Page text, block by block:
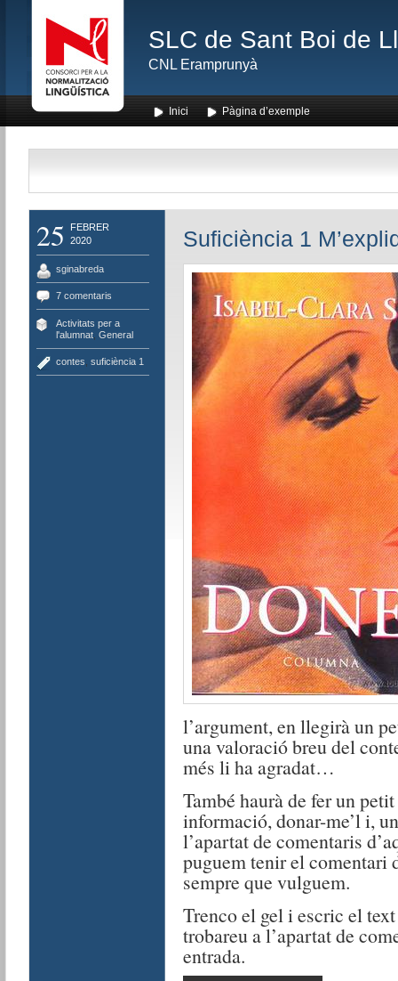
SLC de Sant Boi de
CNL Eramprunyà
Inici Pàgina d’exemple
25
FEBRER
2020
sginabreda
7 comentaris
Activitats per a
l'alumnat, General
contes suficiència 1
Suficiència 1
l’argument, en llegirà un
una valoració breu del
més li ha agradat…
També haurà de fer un
informació, donar-me’l i,
l’apartat de comentaris
puguem tenir el comentari
sempre que vulguem.
Trenco el gel i escric el
trobareu a l’apartat de
entrada.